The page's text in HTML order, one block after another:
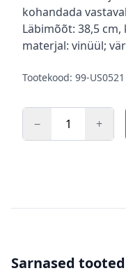
kohandada
Läbimõõt: 38,5
materjal: vinüül;
Tootekood: 99-US0521
− +
Sarnased tooted